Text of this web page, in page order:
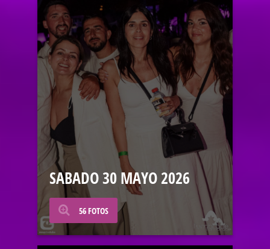
SABADO 30 MAYO 2026
56 FOTOS